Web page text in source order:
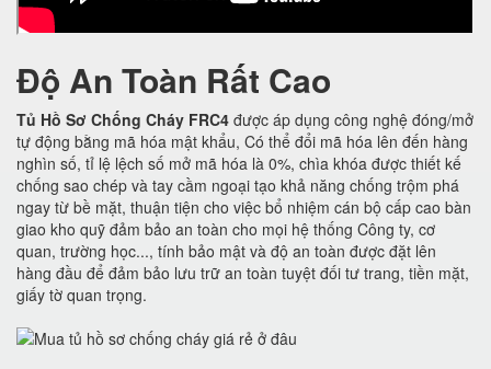
Độ An Toàn Rất Cao
Tủ Hồ Sơ Chống Cháy FRC4 được áp dụng công nghệ đóng/mở
tự động bằng mã hóa mật khẩu, Có thể đổi mã hóa lên đến hàng
nghìn số, tỉ lệ lệch số mở mã hóa là 0%, chìa khóa được thiết kế
chống sao chép và tay cầm ngoại tạo khả năng chống trộm phá
ngay từ bề mặt, thuận tiện cho việc bổ nhiệm cán bộ cấp cao bàn
giao kho quỹ đảm bảo an toàn cho mọi hệ thống Công ty, cơ
quan, trường học..., tính bảo mật và độ an toàn được đặt lên
hàng đầu để đảm bảo lưu trữ an toàn tuyệt đối tư trang, tiền mặt,
giấy tờ quan trọng.